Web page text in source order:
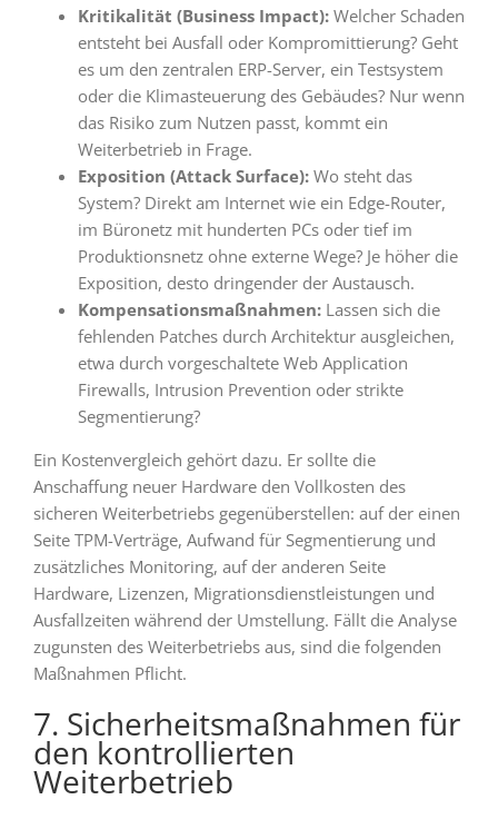
Kritikalität (Business Impact): Welcher Schaden
entsteht bei Ausfall oder Kompromittierung? Geht
es um den zentralen ERP-Server, ein Testsystem
oder die Klimasteuerung des Gebäudes? Nur wenn
das Risiko zum Nutzen passt, kommt ein
Weiterbetrieb in Frage.
Exposition (Attack Surface): Wo steht das
System? Direkt am Internet wie ein Edge-Router,
im Büronetz mit hunderten PCs oder tief im
Produktionsnetz ohne externe Wege? Je höher die
Exposition, desto dringender der Austausch.
Kompensationsmaßnahmen: Lassen sich die
fehlenden Patches durch Architektur ausgleichen,
etwa durch vorgeschaltete Web Application
Firewalls, Intrusion Prevention oder strikte
Segmentierung?
Ein Kostenvergleich gehört dazu. Er sollte die
Anschaffung neuer Hardware den Vollkosten des
sicheren Weiterbetriebs gegenüberstellen: auf der einen
Seite TPM-Verträge, Aufwand für Segmentierung und
zusätzliches Monitoring, auf der anderen Seite
Hardware, Lizenzen, Migrationsdienstleistungen und
Ausfallzeiten während der Umstellung. Fällt die Analyse
zugunsten des Weiterbetriebs aus, sind die folgenden
Maßnahmen Pflicht.
7. Sicherheitsmaßnahmen für
den kontrollierten
Weiterbetrieb